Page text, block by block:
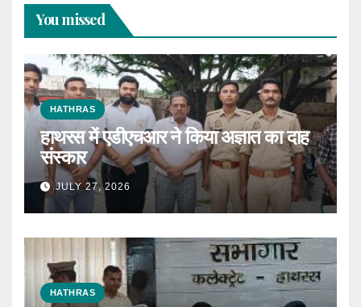
You missed
HATHRAS
हाथरस में एडीएचआर ने किया अज्ञात का दाह
संस्कार
JULY 27, 2026
HATHRAS